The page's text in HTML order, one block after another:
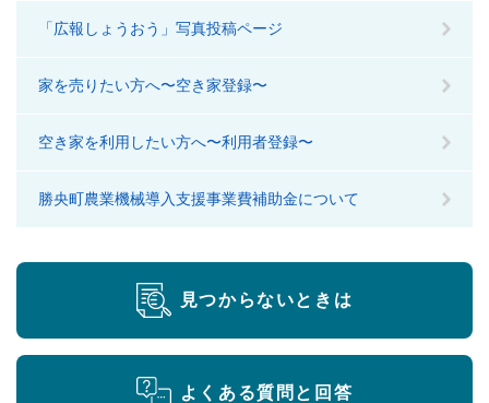
「広報しょうおう」写真投稿ページ
家を売りたい方へ〜空き家登録〜
空き家を利用したい方へ〜利用者登録〜
勝央町農業機械導入支援事業費補助金について
見つからないときは
よくある質問と回答